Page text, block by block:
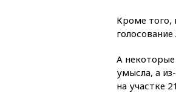
Кроме того,
А
умысла, а
на участке